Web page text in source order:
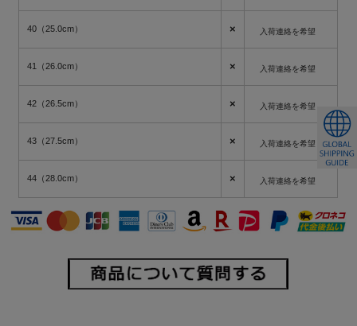
40（25.0cm） × 入荷連絡を希望
41（26.0cm） × 入荷連絡を希望
42（26.5cm） × 入荷連絡を希望
43（27.5cm） × 入荷連絡を希望
44（28.0cm） × 入荷連絡を希望